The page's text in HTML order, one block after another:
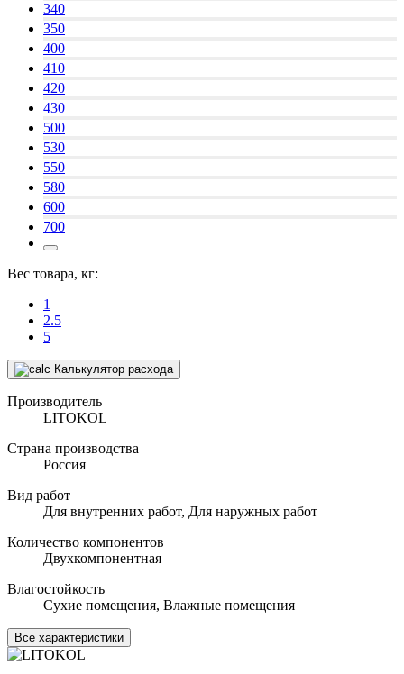
340
350
400
410
420
430
500
530
550
580
600
700
Вес товара, кг:
1
2.5
5
Калькулятор расхода
Производитель
LITOKOL
Страна производства
Россия
Вид работ
Для внутренних работ, Для наружных работ
Количество компонентов
Двухкомпонентная
Влагостойкость
Сухие помещения, Влажные помещения
Все характеристики